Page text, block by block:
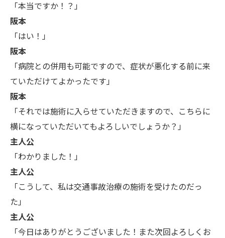
「本当ですか！？」
阪本
「はい！」
阪本
「病院との併用も可能ですので、症状が悪化する前に来
ていただけてよかったです」
阪本
「それでは施術に入らせていただきますので、こちらに
横になっていただいてもよろしいでしょうか？」
主人公
「わかりました！」
主人公
「こうして、私は交通事故治療の施術を受けたのだっ
た」
主人公
「今日はありがとうございました！また次回よろしくお